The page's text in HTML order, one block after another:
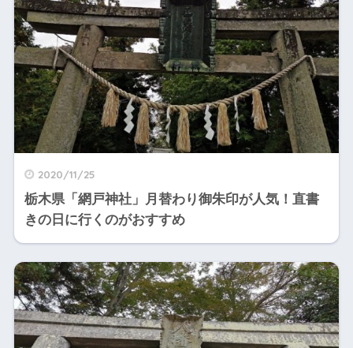
2020/11/25
栃木県「網戸神社」月替わり御朱印が人気！直書
きの日に行くのがおすすめ